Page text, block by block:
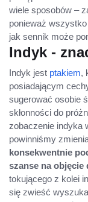
wiele sposobów –
ponieważ
jak sennik może
Indyk -
Indyk jest ptakiem,
posiadającym
sugerować osobie
skłonności do
zobaczenie indyka
powinniśmy
konsekwentnie
szanse na
tokującego z kolei
się zwieść